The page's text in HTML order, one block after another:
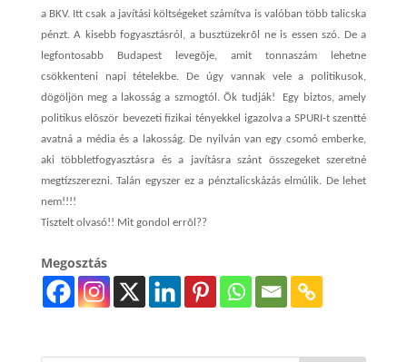
a BKV. Itt csak a javítási költségeket számítva is valóban több talicska
pénzt. A kisebb fogyasztásról, a busztüzekrõl ne is essen szó. De a
legfontosabb Budapest levegõje, amit tonnaszám lehetne
csökkenteni napi tételekbe. De úgy vannak vele a politikusok,
dögöljön meg a lakosság a szmogtól. Õk tudják! Egy biztos, amely
politikus elõször bevezeti fizikai tényekkel igazolva a SPURI-t szentté
avatná a média és a lakosság. De nyilván van egy csomó emberke,
aki többletfogyasztásra és a javításra szánt összegeket szeretné
megtízszerezni. Talán egyszer ez a pénztalicskázás elmúlik. De lehet
nem!!!!
Tisztelt olvasó!! Mit gondol errõl??
Megosztás